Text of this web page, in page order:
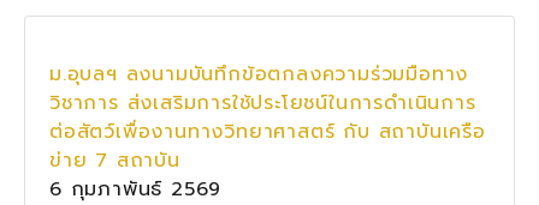
ม.อุบลฯ ลงนามบันทึกข้อตกลงความร่วมมือทาง
วิชาการ ส่งเสริมการใช้ประโยชน์ในการดำเนินการ
ต่อสัตว์เพื่องานทางวิทยาศาสตร์ กับ สถาบันเครือ
ข่าย 7 สถาบัน
6 กุมภาพันธ์ 2569